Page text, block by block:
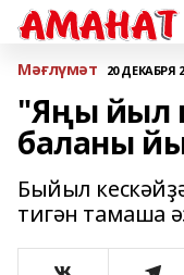
Мәғлүмәт 20 ДЕКАБРЯ
"Яңы йыл
баланы
Быйыл
тигән тамаша